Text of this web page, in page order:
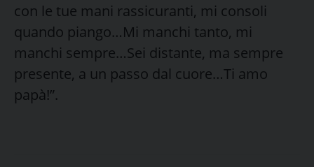
con le tue mani rassicuranti, mi consoli
quando piango…Mi manchi tanto, mi
manchi sempre…Sei distante, ma sempre
presente, a un passo dal cuore…Ti amo
papà!”.